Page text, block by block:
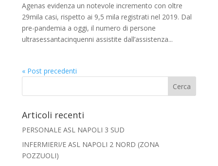
Agenas evidenza un notevole incremento con oltre
29mila casi, rispetto ai 9,5 mila registrati nel 2019. Dal
pre-pandemia a oggi, il numero di persone
ultrasessantacinquenni assistite dall’assistenza...
« Post precedenti
Articoli recenti
PERSONALE ASL NAPOLI 3 SUD
INFERMIERI/E ASL NAPOLI 2 NORD (ZONA
POZZUOLI)